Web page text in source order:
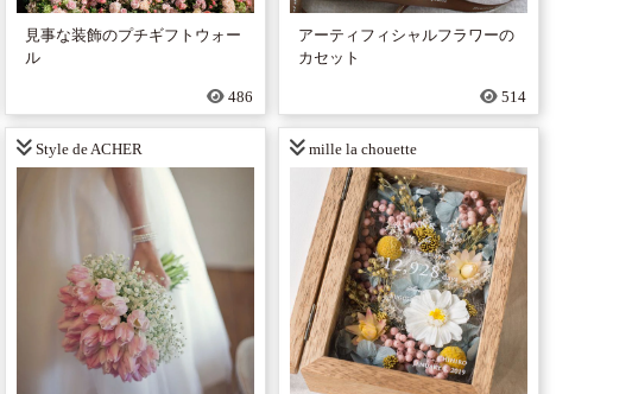
見事な装飾のプチギフトウォー
ル
486
アーティフィシャルフラワーの
カセット
514
Style de ACHER mille la chouette